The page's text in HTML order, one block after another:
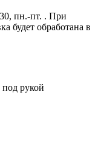
пн.-пт. . При
будет обработана в
рукой